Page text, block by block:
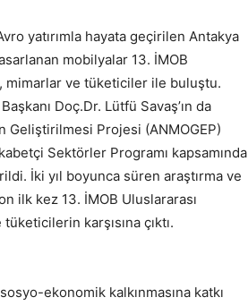
yatırımla hayata geçirilen Antakya
mobilyalar 13. İMOB
mimarlar ve tüketiciler ile buluştu.
Doç.Dr. Lütfü Savaş’ın da
Geliştirilmesi Projesi (ANMOGEP)
Sektörler Programı kapsamında
İki yıl boyunca süren araştırma ve
ilk kez 13. İMOB Uluslararası
karşısına çıktı.
ekonomik kalkınmasına katkı